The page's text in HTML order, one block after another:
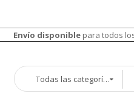
Envío disponible para todos
Todas las categorías